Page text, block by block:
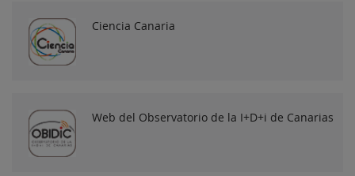
Ciencia Canaria
Web del Observatorio de la I+D+i de Canarias